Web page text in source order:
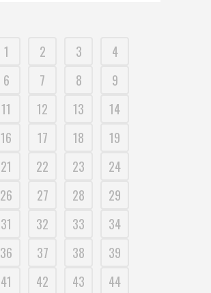
1 2 3
4
6 7 8
9
11 12 13
14
16 17 18
19
21 22 23
24
26 27 28
29
31 32 33
34
36 37 38
39
41 42 43
44